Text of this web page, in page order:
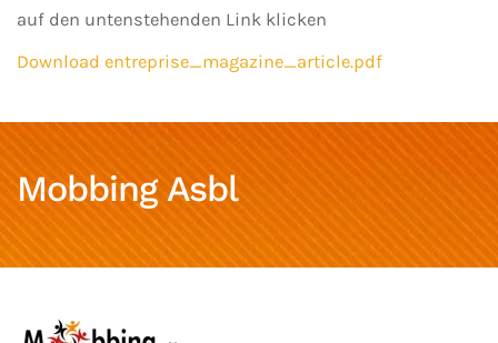
auf den untenstehenden Link klicken
Download entreprise_magazine_article.pdf
Mobbing Asbl